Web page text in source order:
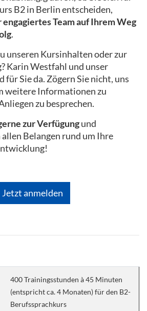
B2 in Berlin entscheiden,
Team auf Ihrem Weg
.
unseren Kursinhalten oder zur
Karin Westfahl und unser
für Sie da. Zögern Sie nicht, uns
weitere Informationen zu
zu besprechen.
zur Verfügungund
Belangen rund um Ihre
Jetzt anmelden
400 Trainingsstunden à 45 Minuten
(entspricht ca. 4 Monaten) für den B2-
Berufssprachkurs